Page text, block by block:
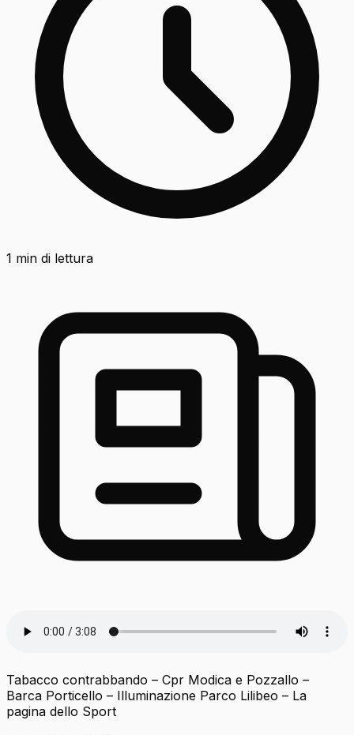
1 min di lettura
Tabacco contrabbando – Cpr Modica e Pozzallo –
Barca Porticello – Illuminazione Parco Lilibeo – La
pagina dello Sport